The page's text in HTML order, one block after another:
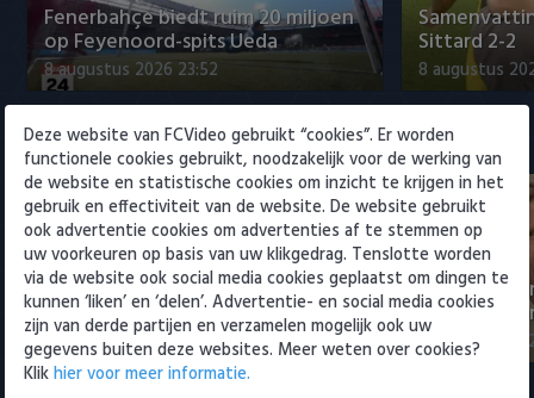
Fenerbahçe biedt ruim 20 miljoen
op Feyenoord-spits Ueda
8 augustus 2026 23:52
Sittard 2-2
8 augustus
Eredivisie
NEC-directeur over transfer Sano
naar PSV: 'Afspraken gesch…
9 augustus 2026 12:25
Eredivisie-
Spanje om
9 augustus
Deze website van FCVideo gebruikt “cookies”. Er worden
functionele cookies gebruikt, noodzakelijk voor de werking van
de website en statistische cookies om inzicht te krijgen in het
gebruik en effectiviteit van de website. De website gebruikt
ook advertentie cookies om advertenties af te stemmen op
uw voorkeuren op basis van uw klikgedrag. Tenslotte worden
via de website ook social media cookies geplaatst om dingen te
kunnen ‘liken’ en ‘delen’. Advertentie- en social media cookies
zijn van derde partijen en verzamelen mogelijk ook uw
gegevens buiten deze websites. Meer weten over cookies?
Klikhier voor meer informatie.